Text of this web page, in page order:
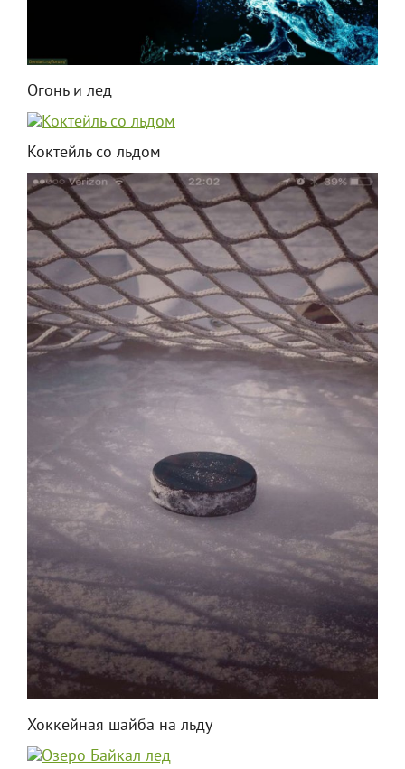
Огонь и лед
Коктейль со льдом
Хоккейная шайба на льду